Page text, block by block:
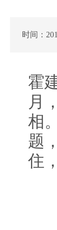
时间：
霍
月
相
题
住